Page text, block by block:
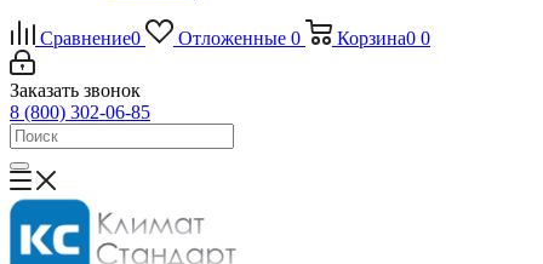
Сравнение0 Отложенные 0 Корзина0 0
Заказать звонок
8 (800) 302-06-85